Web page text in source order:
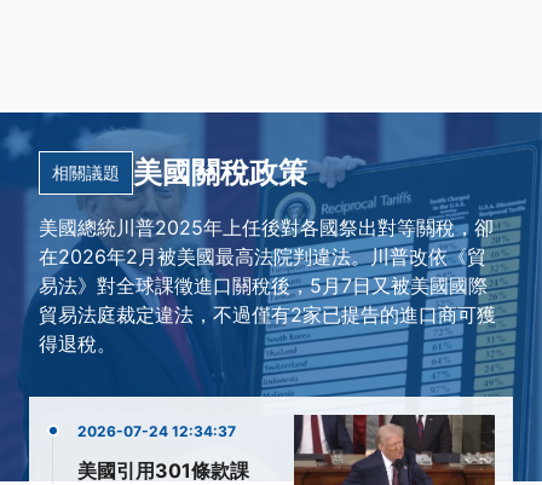
相關議題 美國關稅政策
美國總統川普2025年上任後對各國祭出對等關稅，卻
在2026年2月被美國最高法院判違法。川普改依《貿
易法》對全球課徵進口關稅後，5月7日又被美國國際
貿易法庭裁定違法，不過僅有2家已提告的進口商可獲
得退稅。
2026-07-24 12:34:37
美國引用301條款課